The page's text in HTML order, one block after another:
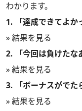
わかります。
1. 「達成できてよか
» 結果を見る
2. 「今回は負けたな
» 結果を見る
3. 「ボーナスがでた
» 結果を見る